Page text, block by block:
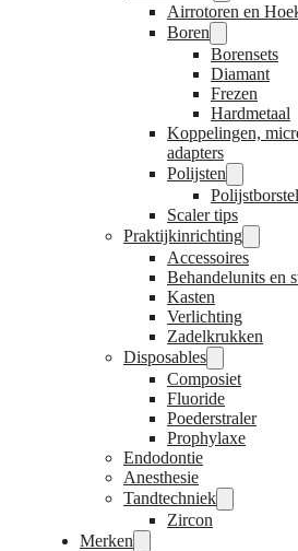
Airrotoren en
Boren
Borensets
Diamant
Frezen
Hardmetaal
Koppelingen,
adapters
Polijsten
Scaler tips
Praktijkinrichting
Accessoires
Behandelunits en
Kasten
Verlichting
Zadelkrukken
Disposables
Composiet
Fluoride
Poederstraler
Prophylaxe
Endodontie
Anesthesie
Tandtechniek
Zircon
Merken